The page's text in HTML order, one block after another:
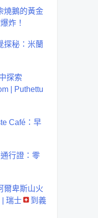
燒鵝的黃金
炸！
探秘：米蘭
探索
| Puthettu
Café：早
行證：零
爾卑斯山火
| 瑞士
到義